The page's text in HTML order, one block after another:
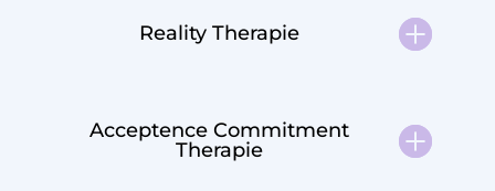
Reality Therapie
Acceptence Commitment
Therapie